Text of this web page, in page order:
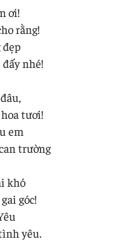
ơi!
rằng!
đẹp
nhé!
tươi!
em
trường
khó
góc!
yêu.